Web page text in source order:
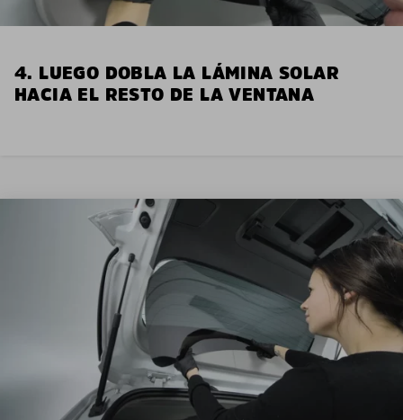
4. LUEGO DOBLA LA LÁMINA SOLAR
HACIA EL RESTO DE LA VENTANA